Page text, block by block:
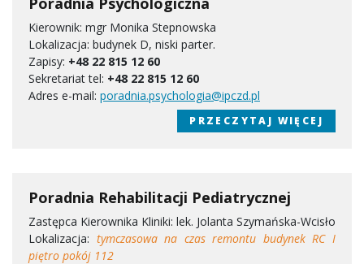
Kierownik: mgr Monika Stepnowska
Lokalizacja: budynek D, niski parter.
Zapisy: +48 22 815 12 60
Sekretariat tel: +48 22 815 12 60
Adres e-mail: poradnia.psychologia@ipczd.pl
PRZECZYTAJ WIĘCEJ
Poradnia Rehabilitacji Pediatrycznej
Zastępca Kierownika Kliniki: lek. Jolanta Szymańska-Wcisło
Lokalizacja: tymczasowa na czas remontu budynek RC I
piętro pokój 112